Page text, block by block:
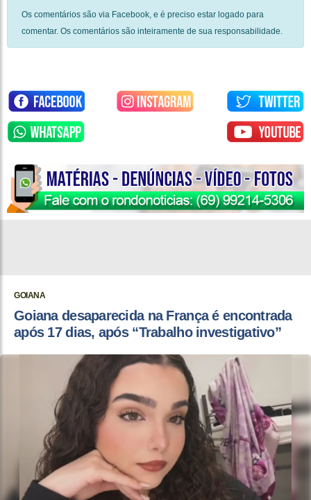
Os comentários são via Facebook, e é preciso estar logado para
comentar. Os comentários são inteiramente de sua responsabilidade.
GOIANA
Goiana desaparecida na França é encontrada
após 17 dias, após “Trabalho investigativo”